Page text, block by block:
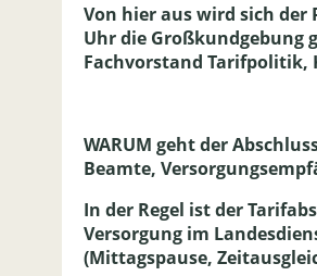
Von hier aus wird sich der
Uhr die Großkundgebung
Fachvorstand Tarifpolitik,
WARUM geht der
Beamte,
In der Regel ist der
Versorgung im
(Mittagspause,